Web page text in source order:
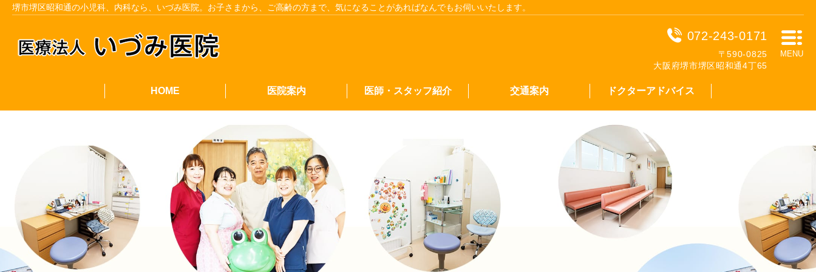
堺市堺区昭和通の小児科、内科なら、いづみ医院。お子さまから、ご高齢の方まで、気になることがあればなんでもお伺いいたします。
072-243-0171
〒590-0825
大阪府堺市堺区昭和通4丁65
MENU
HOME 医院案内 医師・スタッフ紹介 交通案内 ドクターアドバイス